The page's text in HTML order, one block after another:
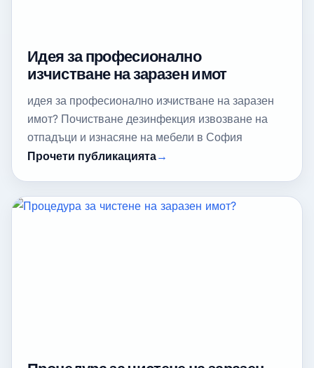
Идея за професионално
изчистване на заразен имот
идея за професионално изчистване на заразен
имот? Почистване дезинфекция извозване на
отпадъци и изнасяне на мебели в София
Прочети публикацията